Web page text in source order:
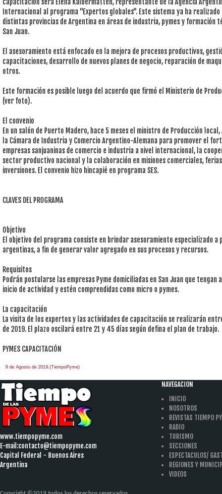
capacitación será Elena Kalbermatten, representante de la Agencia
Internacional al programa "Expertos globales". Este sistema ya ha
distintas provincias de Argentina en áreas de industria, pymes y formación
San Juan.
El asesoramiento está enfocado en la mejora de procesos productivos,
capacitaciones, desarrollo de nuevos planes de negocio, reparación de
otros.
Este formación es posible luego del acuerdo que firmó el Ministerio de
(ver foto).
El convenio
En un salón de Puerto Madero, hace 5 meses el ministro de Producción
la Cámara de Industria y Comercio Argentino-Alemana para promover el
empresas sanjuaninas de comercio e industria a nivel internacional, la
sector productivo nacional y la colaboración en misiones comerciales,
inversiones. El convenio hizo hincapié en programa SES.
CLAVES DEL PROGRAMA
Objetivo
El objetivo del programa consiste en brindar asesoramiento especializado a
argentinas, a fin de generar valor agregado en sus procesos y recursos.
Requisitos
Podrán postularse las empresas Pyme domiciliadas en San Juan que tengan
inicio de actividad y estén comprendidas como micro o pymes.
La capacitación
La visita de los expertos y las actividades de capacitación se realizarán
de 2019. El plazo oscilará entre 21 y 45 días según defina el plan de trabajo.
PYMES CAPACITACIÓN
9 de Agosto de 2019.(TiempoPyme)
www.tiempopyme.com
E-mail:contacto@tiempopyme.com
Capital Federal - Buenos Aires
Argentina
NAVEGACION
INICIO
NOSOTROS
REVISTAS TIEMPO
RADIO
TURISMO
SECCIONES
ESPECTACULOS/
REGIONES Y
VIDEOS